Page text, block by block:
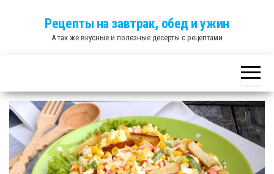
Рецепты на завтрак, обед и ужин
А так же вкусные и полезные десерты с рецептами